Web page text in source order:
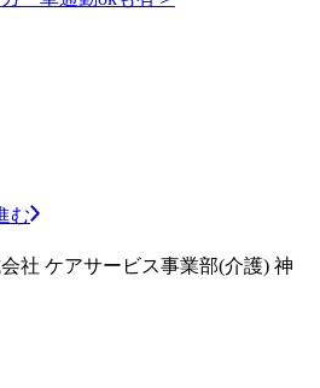
む
社 ケアサービス事業部(介護) 神